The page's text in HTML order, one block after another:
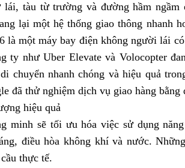
lái, tàu từ trường và đường hầm ngầm
lại một hệ thống giao thông nhanh
là một máy bay điện không người lái
ty như Uber Elevate và Volocopter
chuyển nhanh chóng và hiệu quả
đã thử nghiệm dịch vụ giao hàng bằng
hiệu quả
minh sẽ tối ưu hóa việc sử dụng
điều hòa không khí và nước.
thực tế.